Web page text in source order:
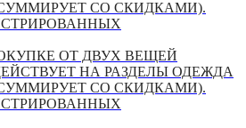
СО СКИДКАМИ).
ОТ ДВУХ ВЕЩЕЙ
НА РАЗДЕЛЫ ОДЕЖДА
СО СКИДКАМИ).